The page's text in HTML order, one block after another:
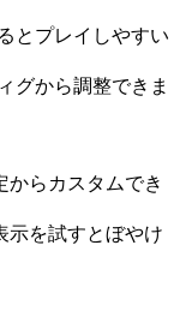
とプレイしやすい
グから調整できま
からカスタムでき
示を試すとぼやけ